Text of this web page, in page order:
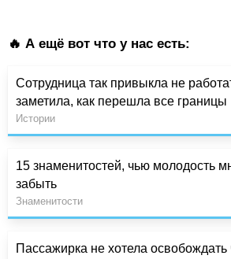
🔥 А ещё вот что у нас есть:
Сотрудница так привыкла не
заметила, как перешла все границы
Истории
15 знаменитостей, чью молодость
забыть
Знаменитости
Пассажирка не хотела